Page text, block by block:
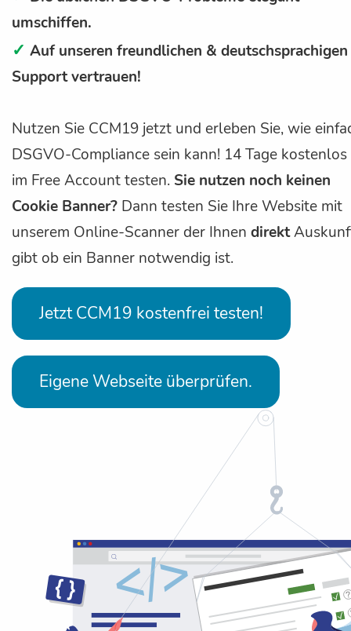
umschiffen.
✓ Auf unseren freundlichen & deutschsprachigen
Support vertrauen!
Nutzen Sie CCM19 jetzt und erleben Sie, wie
DSGVO-Compliance sein kann! 14 Tage kostenlos
im Free Account testen. Sie nutzen noch keinen
Cookie Banner? Dann testen Sie Ihre Website mit
unserem Online-Scanner der Ihnen direkt
gibt ob ein Banner notwendig ist.
Jetzt CCM19 kostenfrei testen!
Eigene Webseite überprüfen.